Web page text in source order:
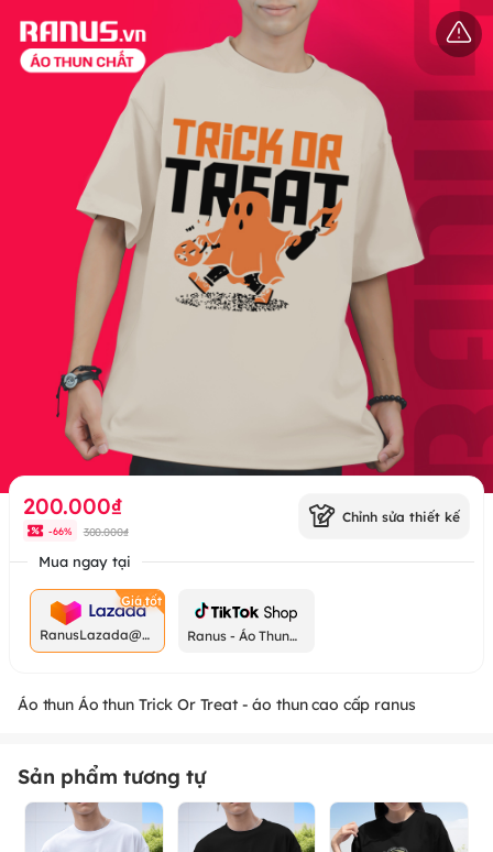
200.000₫
-66% 300.000₫
Chỉnh sửa thiết kế
Mua ngay tại
RanusLazada@g
mail.com
Ranus - Áo Thun
Áo thun Áo thun Trick Or Treat - áo thun cao cấp ranus
Sản phẩm tương tự